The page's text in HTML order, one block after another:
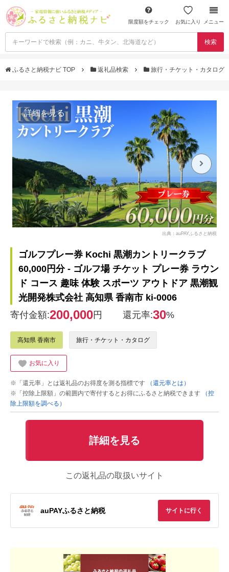
限度額をチェック お気に入り メニュー
検索
ふるさと納税ナビ TOP 返礼品検索 旅行・チケット・カタログ
詳細を見る
出典：auPAYふるさと納税
ゴルフプレー券 Kochi 黒潮カントリークラブ
60,000円分 - ゴルフ場 チケット プレー券 ラウン
ド コース 趣味 体験 スポーツ アウトドア 黒潮観
光開発株式会社 高知県 香南市 ki-0006
寄付金額:200,000円 還元率:30%
高知県 香南市 旅行・チケット・カタログ
お気に入り
※「還元率」とは返礼品のお得度を測る指標です
（還元率とは）
※「控除上限額」の範囲内で寄付するとお得にふるさと納税できます
（控
除上限額を調べる）
詳細を見る
この返礼品の取扱いサイト
auPAYふるさと納税 サイトに行く